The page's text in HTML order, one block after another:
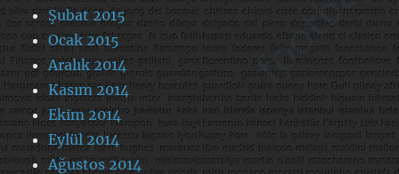
Şubat 2015
Ocak 2015
Aralık 2014
Kasım 2014
Ekim 2014
Eylül 2014
Ağustos 2014